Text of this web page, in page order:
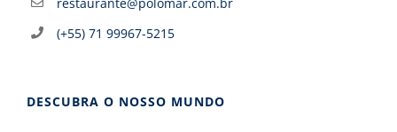
(+55) 71 99967-5215
DESCUBRA O NOSSO MUNDO